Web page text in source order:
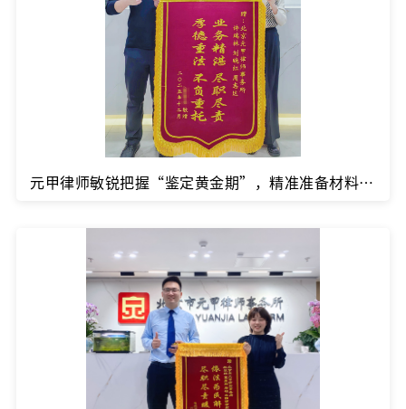
元甲律师敏锐把握“鉴定黄金期”，精准准备材料，一举突破难关，成功评定十级伤残